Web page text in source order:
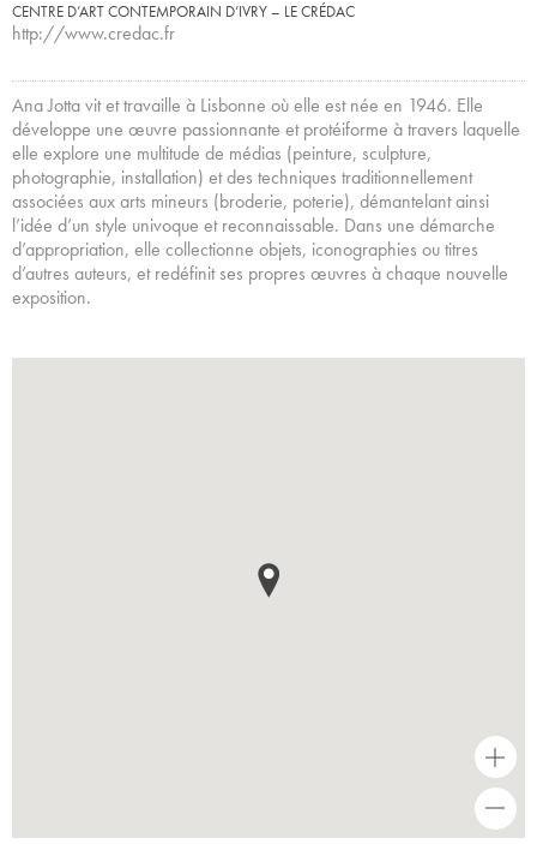
CENTRE D’ART CONTEMPORAIN D’IVRY – LE CRÉDAC
http://www.credac.fr
Ana Jotta vit et travaille à Lisbonne où elle est née en 1946. Elle
développe une œuvre passionnante et protéiforme à travers laquelle
elle explore une multitude de médias (peinture, sculpture,
photographie, installation) et des techniques traditionnellement
associées aux arts mineurs (broderie, poterie), démantelant ainsi
l’idée d’un style univoque et reconnaissable. Dans une démarche
d’appropriation, elle collectionne objets, iconographies ou titres
d’autres auteurs, et redéfinit ses propres œuvres à chaque nouvelle
exposition.
+